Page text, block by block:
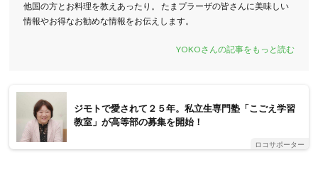
他国の方とお料理を教えあったり。 たまプラーザの皆さんに美味しい
情報やお得なお勧めな情報をお伝えします。
YOKOさんの記事をもっと読む
ジモトで愛されて２５年。私立生専門塾「こごえ学習
教室」が高等部の募集を開始！
ロコサポーター